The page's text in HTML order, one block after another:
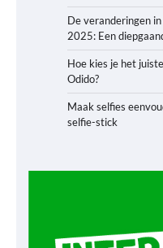
De veranderingen
2025: Een
Hoe kies je het
Odido?
Maak selfies
selfie-stick